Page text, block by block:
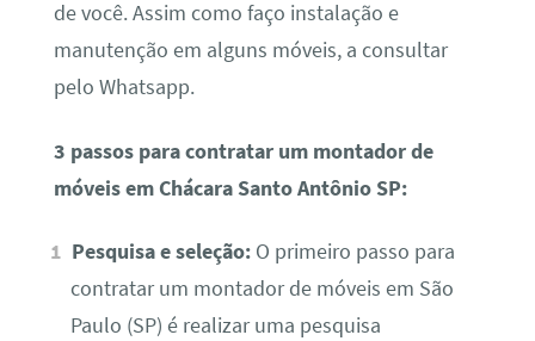
de você. Assim como faço instalação e
manutenção em alguns móveis, a consultar
pelo Whatsapp.
3 passos para contratar um montador de
móveis em Chácara Santo Antônio SP:
Pesquisa e seleção: O primeiro passo para
contratar um montador de móveis em São
Paulo (SP) é realizar uma pesquisa